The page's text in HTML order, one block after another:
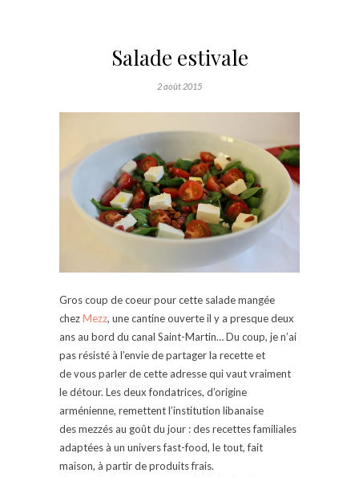
Salade estivale
2 août 2015
Gros coup de coeur pour cette salade mangée
chezMezz, une cantine ouverte il y a presque deux
ans au bord du canal Saint-Martin… Du coup, je n’ai
pas résisté à l’envie de partager la recette et
de vous parler de cette adresse qui vaut vraiment
le détour. Les deux fondatrices, d’origine
arménienne, remettent l’institution libanaise
des mezzés au goût du jour : des recettes familiales
adaptées à un univers fast-food, le tout, fait
maison, à partir de produits frais.